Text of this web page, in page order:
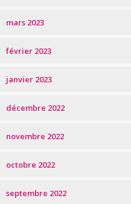
mars 2023
février 2023
janvier 2023
décembre 2022
novembre 2022
octobre 2022
septembre 2022